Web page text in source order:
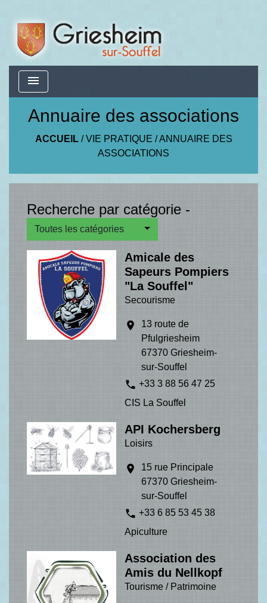
menu
Annuaire des associations
ACCUEIL/VIE PRATIQUE /ANNUAIRE DES
ASSOCIATIONS
Recherche par catégorie -
Toutes les catégories
Amicale des
Sapeurs Pompiers
"La Souffel"
Secourisme
location_on
13 route de
Pfulgriesheim
67370 Griesheim-
sur-Souffel
phone +33 3 88 56 47 25
CIS La Souffel
API Kochersberg
Loisirs
location_on
15 rue Principale
67370 Griesheim-
sur-Souffel
phone +33 6 85 53 45 38
Apiculture
Association des
Amis du Nellkopf
Tourisme / Patrimoine